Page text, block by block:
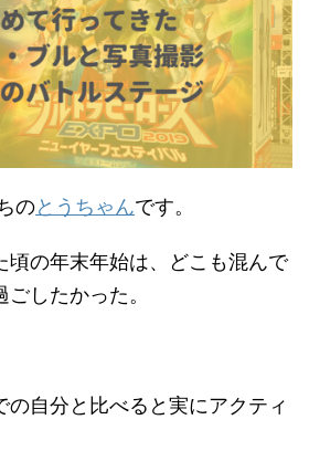
のとうちゃんです。
頃の年末年始は、どこも混んで
したかった。
の自分と比べると実にアクティ